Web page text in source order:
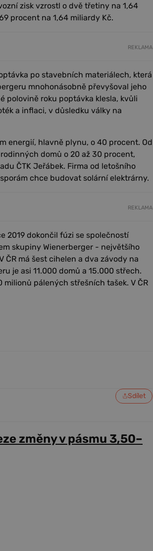
zisk vzrostl o dvě třetiny na 1,64
procent na 1,64 miliardy Kč.
REKLAMA
po stavebních materiálech, která
mnohonásobně převyšoval jeho
polovině roku poptávka klesla, kvůli
a inflaci, v důsledku války na
energií, hlavně plynu, o 40 procent. Od
domů o 20 až 30 procent,
ČTK Jeřábek. Firma od letošního
chce budovat solární elektrárny.
REKLAMA
2019 dokončil fúzi se společností
skupiny Wienerberger - největšího
má šest cihelen a dva závody na
je asi 11.000 domů a 15.000 střech.
pálených střešních tašek. V ČR
Sdílet
změny v pásmu 3,50–